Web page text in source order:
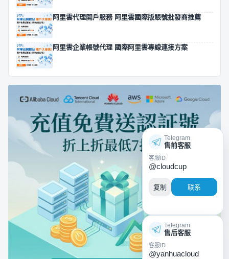
阿里雲代理開戶服務 阿里雲國際版賬號批發商推薦
阿里雲企業帳號代理 國際阿里雲專線連接方案
Telegram
售前客服
客服ID
@cloudcup
复制 联系
Telegram
售后客服
客服ID
@yanhuacloud